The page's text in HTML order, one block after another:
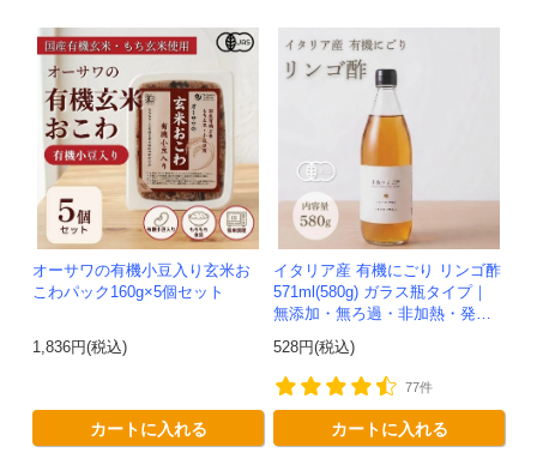
オーサワの有機小豆入り玄米お
こわパック160g×5個セット
1,836円(税込)
カートに入れる
イタリア産 有機にごり リンゴ酢
571ml(580g) ガラス瓶タイプ｜
無添加・無ろ過・非加熱・発酵
助剤不使用のアップルサイダー
ビネガー -かわしま屋-
528円(税込)
77件
カートに入れる